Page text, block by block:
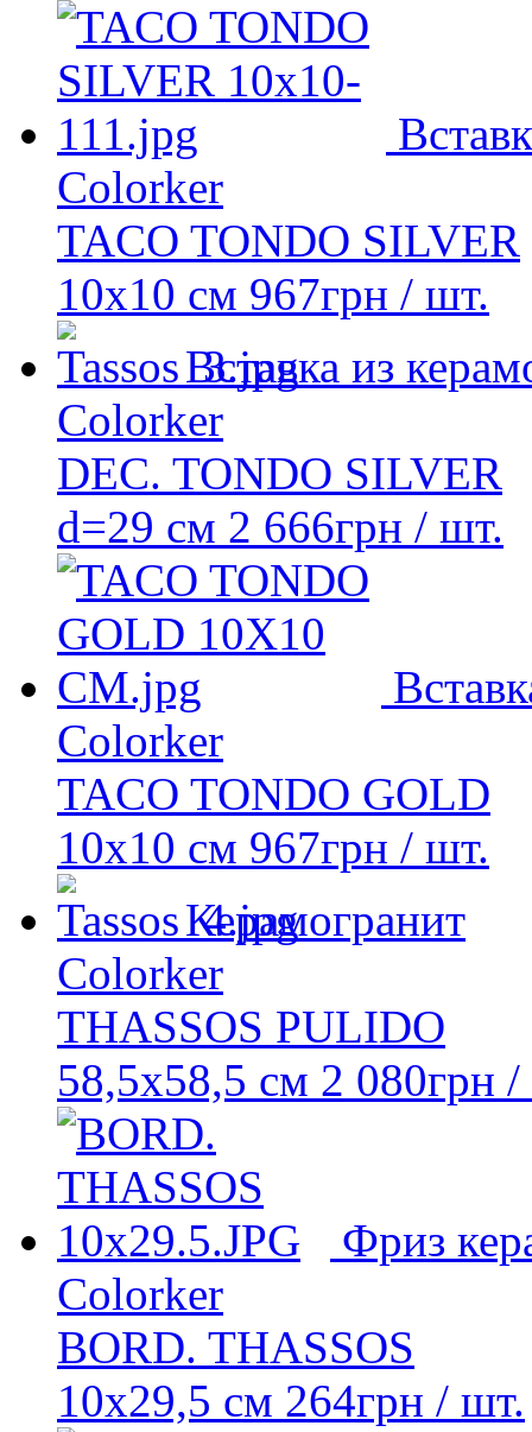
Colorker
TACO TONDO SILVER
10x10 см 967грн / шт.
Вставка из
Colorker
DEC. TONDO SILVER
d=29 см 2 666грн / шт.
Colorker
TACO TONDO GOLD
10x10 см 967грн / шт.
Керамогранит
Colorker
THASSOS PULIDO
58,5x58,5 см 2 080грн /
Фриз
Colorker
BORD. THASSOS
10x29,5 см 264грн / шт.